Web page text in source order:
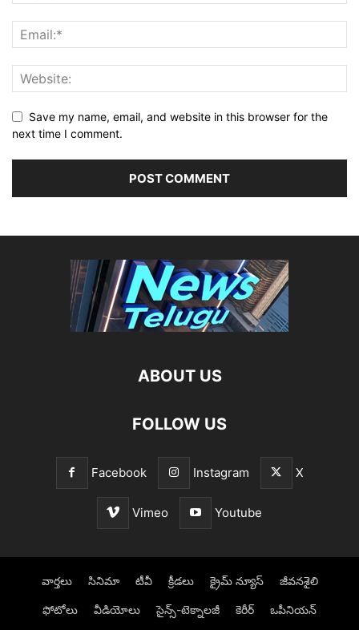
Save my name, email, and website in this browser for the
next time I comment.
ABOUT US
FOLLOW US
Facebook Instagram X
Vimeo Youtube
వార్తలు సినిమా టీవీ క్రీడలు క్రైమ్ న్యూస్‌ జీవనశైలి
ఫోటోలు వీడియోలు సైన్స్‌-టెక్నాలజీ కెరీర్‌ ఒపీనియన్‌